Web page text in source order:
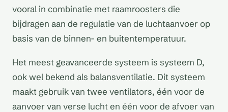
vooral in combinatie met raamroosters die
bijdragen aan de regulatie van de luchtaanvoer op
basis van de binnen- en buitentemperatuur.
Het meest geavanceerde systeem is systeem D,
ook wel bekend als balansventilatie. Dit systeem
maakt gebruik van twee ventilators, één voor de
aanvoer van verse lucht en één voor de afvoer van